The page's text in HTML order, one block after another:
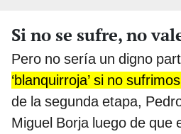
Si no se sufre, no
Pero no sería un digno
‘blanquirroja’ si no
de la segunda etapa,
Miguel Borja luego de que